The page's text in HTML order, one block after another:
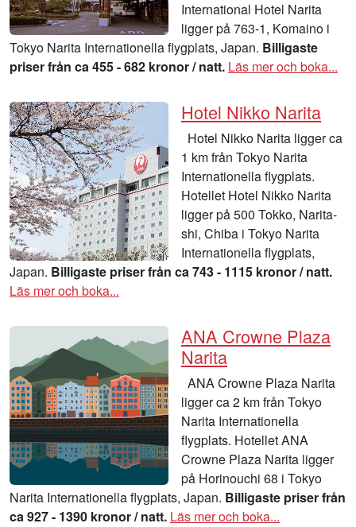
International Hotel Narita
ligger på 763-1, Komaino i
Tokyo Narita Internationella flygplats, Japan. Billigaste
priser från ca 455 - 682 kronor / natt. Läs mer och boka...
Hotel Nikko Narita
Hotel Nikko Narita ligger ca
1 km från Tokyo Narita
Internationella flygplats.
Hotellet Hotel Nikko Narita
ligger på 500 Tokko, Narita-
shi, Chiba i Tokyo Narita
Internationella flygplats,
Japan. Billigaste priser från ca 743 - 1115 kronor / natt.
Läs mer och boka...
ANA Crowne Plaza
Narita
ANA Crowne Plaza Narita
ligger ca 2 km från Tokyo
Narita Internationella
flygplats. Hotellet ANA
Crowne Plaza Narita ligger
på Horinouchi 68 i Tokyo
Narita Internationella flygplats, Japan. Billigaste priser från
ca 927 - 1390 kronor / natt. Läs mer och boka...